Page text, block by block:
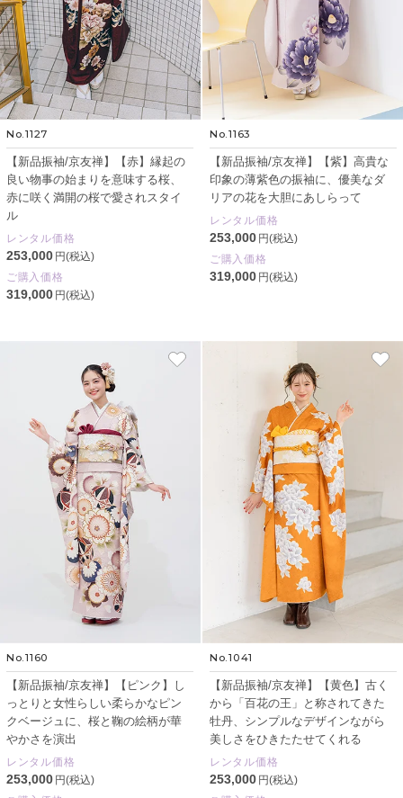
No.1127
【新品振袖/京友禅】【赤】縁起の
良い物事の始まりを意味する桜、
赤に咲く満開の桜で愛されスタイ
ル
レンタル価格
253,000 円(税込)
ご購入価格
319,000 円(税込)
No.1163
【新品振袖/京友禅】【紫】高貴な
印象の薄紫色の振袖に、優美なダ
リアの花を大胆にあしらって
レンタル価格
253,000 円(税込)
ご購入価格
319,000 円(税込)
No.1160
【新品振袖/京友禅】【ピンク】し
っとりと女性らしい柔らかなピン
クベージュに、桜と鞠の絵柄が華
やかさを演出
レンタル価格
253,000 円(税込)
No.1041
【新品振袖/京友禅】【黄色】古く
から「百花の王」と称されてきた
牡丹、シンプルなデザインながら
美しさをひきたたせてくれる
レンタル価格
253,000 円(税込)